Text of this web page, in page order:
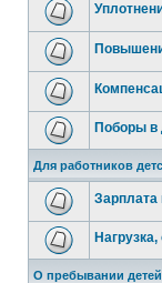
Поборы в
Для работников
Зарплата
О пребывании детей